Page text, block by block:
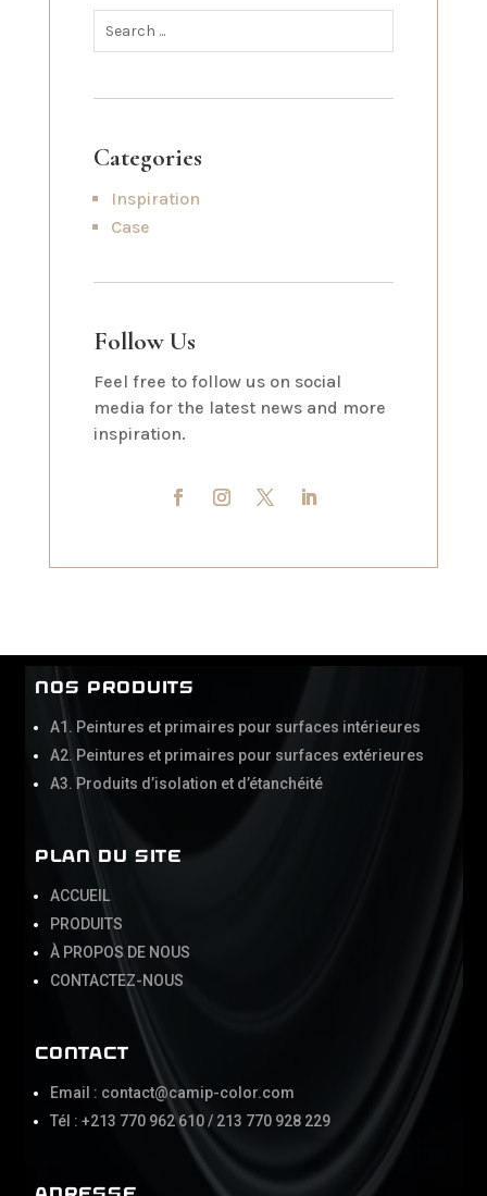
Categories
Inspiration
Case
Follow Us
Feel free to follow us on social
media for the latest news and more
inspiration.
NOS PRODUITS
A1. Peintures et primaires pour surfaces intérieures
Α2. Peintures et primaires pour surfaces extérieures
Α3. Produits d’isolation et d’étanchéité
PLAN DU SITE
ACCUEIL
PRODUITS
À PROPOS DE NOUS
CONTACTEZ-NOUS
CONTACT
Email : contact@camip-color.com
Tél : +213 770 962 610 / 213 770 928 229